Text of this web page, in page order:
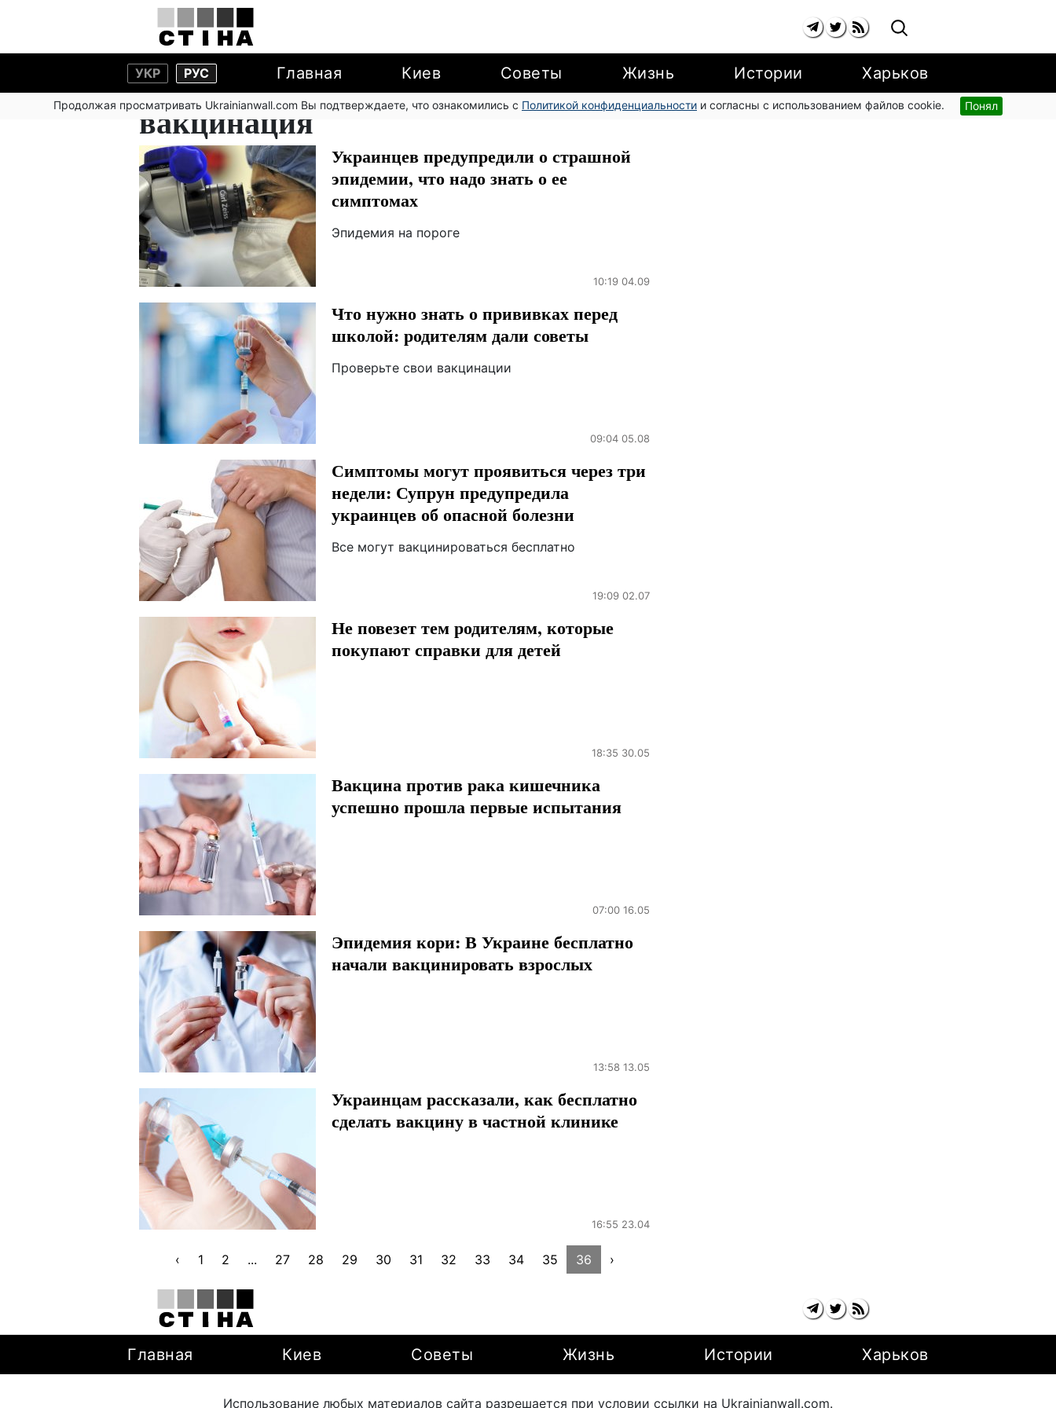
УКР РУС Главная Киев Советы Жизнь Истории Харьков
Продолжая просматривать Ukrainianwall.com Вы подтверждаете, что ознакомились с Политикой конфиденциальности и согласны с использованием файлов cookie. Понял
вакцинация
Украинцев предупредили о страшной
эпидемии, что надо знать о ее
симптомах
Эпидемия на пороге
10:19 04.09
Что нужно знать о прививках перед
школой: родителям дали советы
Проверьте свои вакцинации
09:04 05.08
Симптомы могут проявиться через три
недели: Супрун предупредила
украинцев об опасной болезни
Все могут вакцинироваться бесплатно
19:09 02.07
Не повезет тем родителям, которые
покупают справки для детей
18:35 30.05
Вакцина против рака кишечника
успешно прошла первые испытания
07:00 16.05
Эпидемия кори: В Украине бесплатно
начали вакцинировать взрослых
13:58 13.05
Украинцам рассказали, как бесплатно
сделать вакцину в частной клинике
16:55 23.04
‹ 1 2 ... 27 28 29 30 31 32 33 34 35 36 ›
Главная Киев Советы Жизнь Истории Харьков
Использование любых материалов сайта разрешается при условии ссылки на Ukrainianwall.com.